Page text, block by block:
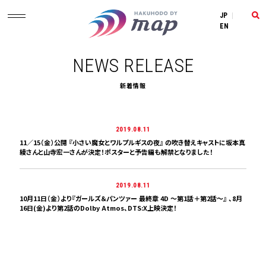
JP
EN
NEWS RELEASE
新着情報
2019.08.11
11／15（金）公開 『小さい魔女とワルプルギスの夜』 の吹き替えキャストに坂本真
綾さんと山寺宏一さんが決定！ポスターと予告編も解禁となりました！
2019.08.11
10月11日（金）より『ガールズ＆パンツァー 最終章 4D ～第1話＋第2話～』 、8月
16日(金)より第2話のDolby Atmos、DTS:X上映決定！